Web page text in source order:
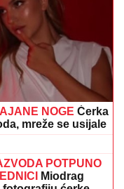
NOGE Ćerka
mreže se usijale
se iz
i policija na